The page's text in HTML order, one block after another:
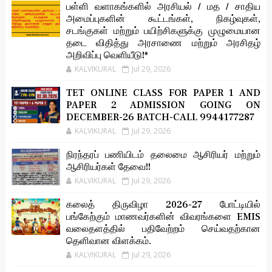
பள்ளி வளாகங்களில் அரசியல் / மத / சாதிய
அமைப்புகளின் கூட்டங்கள், நிகழ்வுகள்,
சடங்குகள் மற்றும் பயிற்சிகளுக்கு முழுமையான
தடை விதித்து அரசாணை மற்றும் அரசிதழ்
அறிவிப்பு வெளியீடு!*
KALVIKURAL Jul 29, 2026
TET ONLINE CLASS FOR PAPER 1 AND
PAPER 2 ADMISSION GOING ON
DECEMBER-26 BATCH-CALL 9944177287
KALVIKURAL Jul 29, 2026
நிரந்தரப் பணியிடம் தலைமை ஆசிரியர் மற்றும்
ஆசிரியர்கள் தேவை!!
KALVIKURAL Jul 29, 2026
கலைத் திருவிழா 2026-27 போட்டியில்
பங்கேற்கும் மாணவர்களின் விவரங்களை EMIS
வலைதளத்தில் பதிவேற்றம் செய்வதற்கான
தெளிவான விளக்கம்.
KALVIKURAL Jul 29, 2026